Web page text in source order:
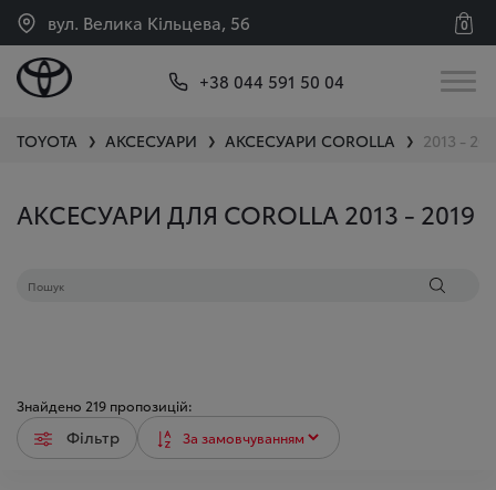
вул. Велика Кільцева, 56 0
+38 044 591 50 04
TOYOTA ❯ АКСЕСУАРИ ❯ АКСЕСУАРИ COROLLA ❯ 2013 -
АКСЕСУАРИ ДЛЯ COROLLA 2013 - 2019
Знайдено 219 пропозицій:
Фільтр